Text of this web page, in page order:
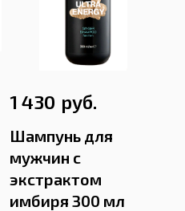
1 430 руб.
Шампунь для
мужчин с
экстрактом
имбиря 300 мл